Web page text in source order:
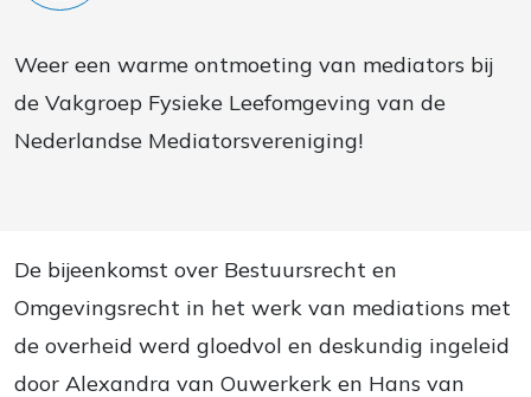
Weer een warme ontmoeting van mediators bij
de Vakgroep Fysieke Leefomgeving van de
Nederlandse Mediatorsvereniging!
De bijeenkomst over Bestuursrecht en
Omgevingsrecht in het werk van mediations met
de overheid werd gloedvol en deskundig ingeleid
door Alexandra van Ouwerkerk en Hans van